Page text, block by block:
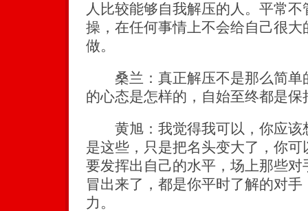
人比较能够自我解压的人。平常
操，在任何事情上不会给自己很
做。
桑兰：真正解压不是那么简单
的心态是怎样的，自始至终都是保
黄旭：我觉得我可以，你应该
是这些，只是把名头变大了，你
要发挥出自己的水平，场上那些
冒出来了，都是你平时了解的对
力。